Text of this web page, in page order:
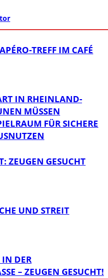
TREFF IM CAFÉ
IN RHEINLAND-
MÜSSEN
FÜR SICHERE
ZEUGEN GESUCHT
UND STREIT
DER
– ZEUGEN GESUCHT!